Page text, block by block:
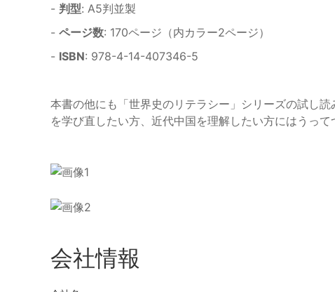
- 判型: A5判並製
- ページ数: 170ページ（内カラー2ページ）
- ISBN: 978-4-14-407346-5
本書の他にも「世界史のリテラシー」シリーズの試し
を学び直したい方、近代中国を理解したい方にはうって
会社情報